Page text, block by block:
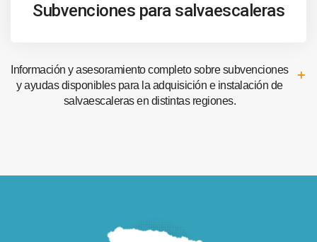
Subvenciones para salvaescaleras
Información y asesoramiento completo sobre subvenciones
y ayudas disponibles para la adquisición e instalación de
salvaescaleras en distintas regiones.